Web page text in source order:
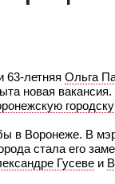
63-летняя Ольга
новая
в Воронеже. В
стала его
Гусеве и